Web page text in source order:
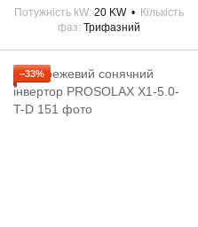
Потужність kW 20 KW
Кількість
фаз Трифазний
−33%